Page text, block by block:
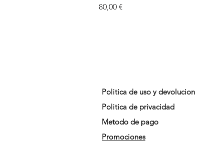
Precio
80,00 €
Politica de uso y devolucion
Politica de privacidad
Metodo de pago
Promociones